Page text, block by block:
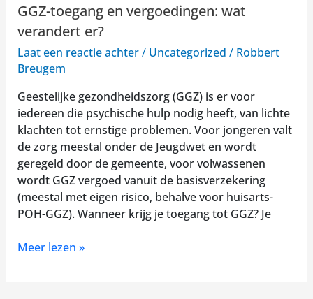
GGZ-toegang en vergoedingen: wat
verandert er?
Laat een reactie achter/ Uncategorized / Robbert
Breugem
Geestelijke gezondheidszorg (GGZ) is er voor
iedereen die psychische hulp nodig heeft, van lichte
klachten tot ernstige problemen. Voor jongeren valt
de zorg meestal onder de Jeugdwet en wordt
geregeld door de gemeente, voor volwassenen
wordt GGZ vergoed vanuit de basisverzekering
(meestal met eigen risico, behalve voor huisarts-
POH-GGZ). Wanneer krijg je toegang tot GGZ? Je
Meer lezen »